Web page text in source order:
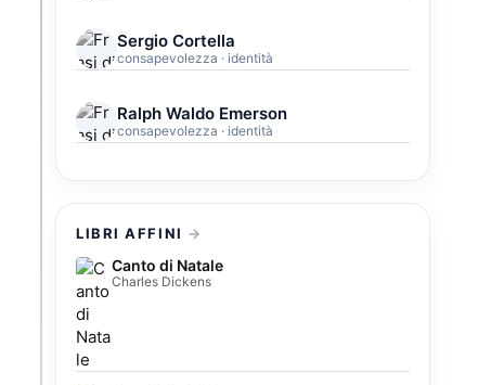
Sergio Cortella
consapevolezza · identità
Ralph Waldo Emerson
consapevolezza · identità
LIBRI AFFINI
Canto di Natale
Charles Dickens